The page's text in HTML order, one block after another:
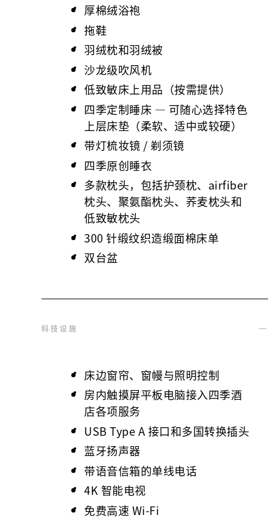
厚棉绒浴袍
拖鞋
羽绒枕和羽绒被
沙龙级吹风机
低致敏床上用品（按需提供）
四季定制睡床 — 可随心选择特色
上层床垫（柔软、适中或较硬）
带灯梳妆镜 / 剃须镜
四季原创睡衣
多款枕头，包括护颈枕、airfiber
枕头、聚氨酯枕头、荞麦枕头和
低致敏枕头
300 针缎纹织造缎面棉床单
双台盆
科技设施
床边窗帘、窗幔与照明控制
房内触摸屏平板电脑接入四季酒
店各项服务
USB Type A 接口和多国转换插头
蓝牙扬声器
带语音信箱的单线电话
4K 智能电视
免费高速 Wi-Fi